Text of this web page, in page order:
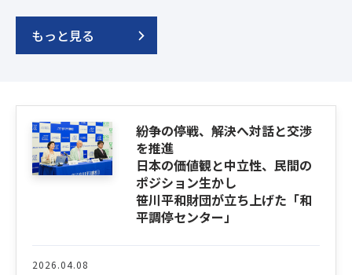
もっと見る
紛争の停戦、解決へ対話と交渉
を推進
日本の価値観と中立性、民間の
ポジション生かし
笹川平和財団が立ち上げた「和
平調停センター」
2026.04.08